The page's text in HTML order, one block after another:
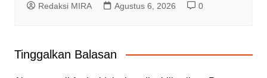
Redaksi MIRA Agustus 6, 2026 0
Tinggalkan Balasan